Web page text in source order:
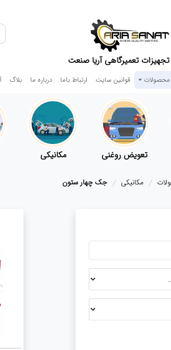
تعمیرگاهی آریا صنعت
محصولات قوانین سایت ارتباط باما درباره ما بلاگ
تعویض روغنی مکانیکی
مکانیکی جک چهار ستون